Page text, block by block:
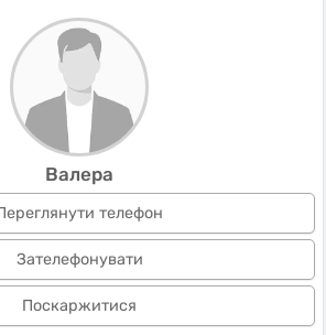
Валера
телефон
Зателефонувати
Поскаржитися